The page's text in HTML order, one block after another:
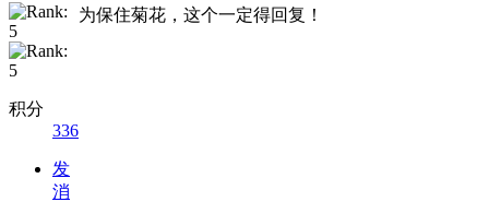
积分
336
发
消
为保住菊花，这个一定得回复！